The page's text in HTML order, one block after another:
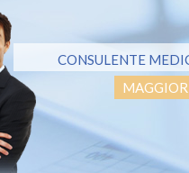
CONSULENTE